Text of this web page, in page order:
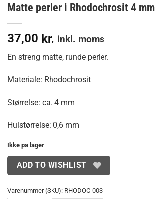
Matte perler i Rhodochrosit 4 mm
37,00 kr. inkl. moms
En streng matte, runde perler.
Materiale: Rhodochrosit
Størrelse: ca. 4 mm
Hulstørrelse: 0,6 mm
Ikke på lager
ADD TO WISHLIST
Varenummer (SKU): RHODOC-003